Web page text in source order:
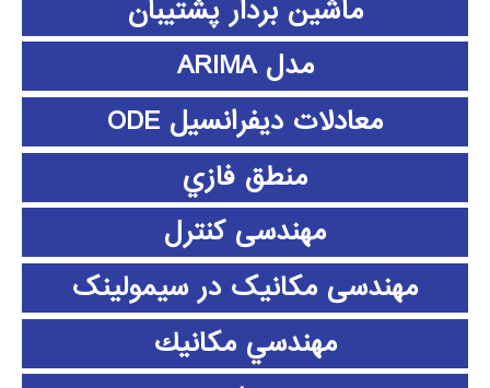
ماشین بردار پشتیبان
مدل ARIMA
معادلات دیفرانسیل ODE
منطق فازي
مهندسی کنترل
مهندسی مکانیک در سیمولینک
مهندسي مكانيك